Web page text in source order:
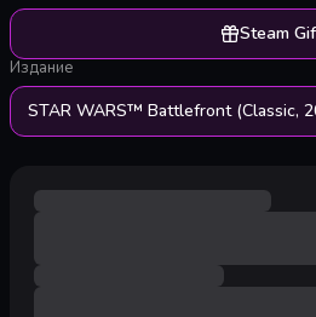
Steam
Издание
STAR WARS™ Battlefront (Classic,